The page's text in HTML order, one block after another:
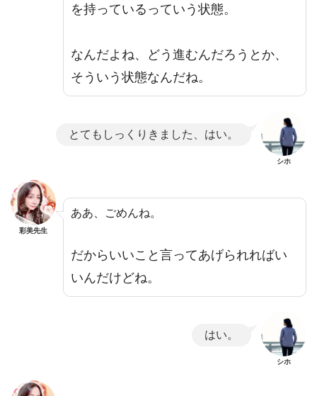
を持っているっていう状態。
なんだよね、どう進むんだろうとか、
そういう状態なんだね。
とてもしっくりきました、はい。
シホ
彩美先生
ああ、ごめんね。
だからいいこと言ってあげられればい
いんだけどね。
はい。
シホ